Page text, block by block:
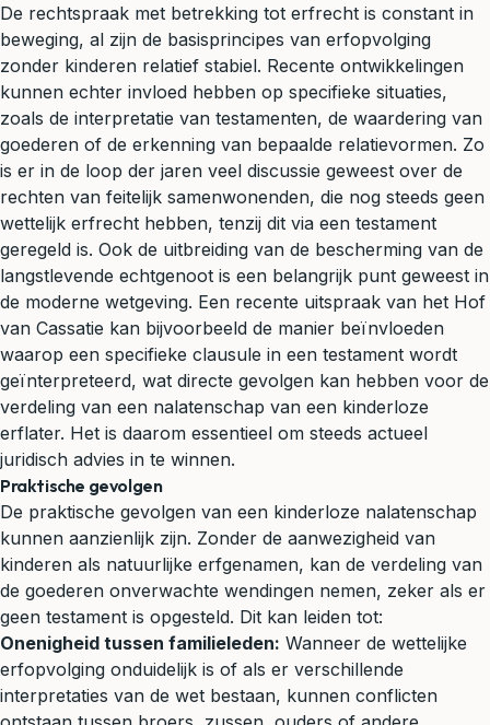
De rechtspraak met betrekking tot erfrecht is constant in
beweging, al zijn de basisprincipes van erfopvolging
zonder kinderen relatief stabiel. Recente ontwikkelingen
kunnen echter invloed hebben op specifieke situaties,
zoals de interpretatie van testamenten, de waardering van
goederen of de erkenning van bepaalde relatievormen. Zo
is er in de loop der jaren veel discussie geweest over de
rechten van feitelijk samenwonenden, die nog steeds geen
wettelijk erfrecht hebben, tenzij dit via een testament
geregeld is. Ook de uitbreiding van de bescherming van de
langstlevende echtgenoot is een belangrijk punt geweest in
de moderne wetgeving. Een recente uitspraak van het Hof
van Cassatie kan bijvoorbeeld de manier beïnvloeden
waarop een specifieke clausule in een testament wordt
geïnterpreteerd, wat directe gevolgen kan hebben voor de
verdeling van een nalatenschap van een kinderloze
erflater. Het is daarom essentieel om steeds actueel
juridisch advies in te winnen.
Praktische gevolgen
De praktische gevolgen van een kinderloze nalatenschap
kunnen aanzienlijk zijn. Zonder de aanwezigheid van
kinderen als natuurlijke erfgenamen, kan de verdeling van
de goederen onverwachte wendingen nemen, zeker als er
geen testament is opgesteld. Dit kan leiden tot:
Onenigheid tussen familieleden: Wanneer de wettelijke
erfopvolging onduidelijk is of als er verschillende
interpretaties van de wet bestaan, kunnen conflicten